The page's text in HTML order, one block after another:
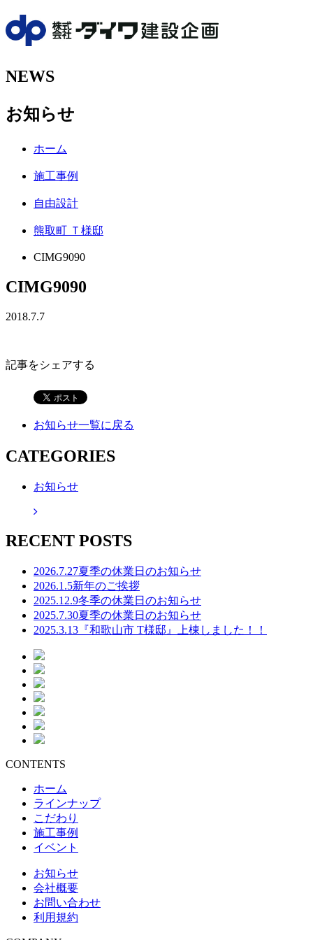
NEWS
お知らせ
ホーム
施工事例
自由設計
熊取町 Ｔ様邸
CIMG9090
CIMG9090
2018.7.7
記事をシェアする
お知らせ一覧に戻る
CATEGORIES
お知らせ
RECENT POSTS
2026.7.27夏季の休業日のお知らせ
2026.1.5新年のご挨拶
2025.12.9冬季の休業日のお知らせ
2025.7.30夏季の休業日のお知らせ
2025.3.13 『和歌山市 T様邸』上棟しました！！
CONTENTS
ホーム
ラインナップ
こだわり
施工事例
イベント
お知らせ
会社概要
お問い合わせ
利用規約